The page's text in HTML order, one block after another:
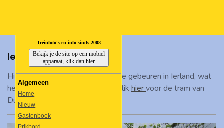
naar
hoofdinhoud
Ierland
Hier vind je foto's van het spoorse gebeuren in Ierland, wat
helaas niet al te veel voorstelt. Klik hiervoor de tram van
Dublin.
Treinfoto's en info sinds 2008
Bekijk je de site op een mobiel
apparaat, klik dan hier
Algemeen
Home
Nieuw
Gastenboek